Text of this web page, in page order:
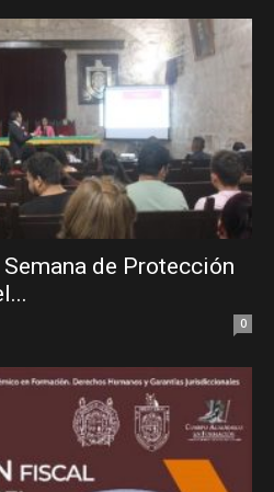
de Protección
0